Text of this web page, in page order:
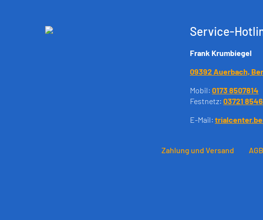
Service-
Frank Krumbiegel
09392 Auerbach,
Mobil: 0173 8507814
Festnetz: 03721
E-Mail:
Zahlung und Versand AGB